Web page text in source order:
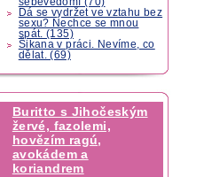
Dá se vydržet ve vztahu bez
sexu? Nechce se mnou
spát. (135)
Šikana v práci. Nevíme, co
dělat. (69)
Buritto s Jihočeským
žervé, fazolemi,
hovězím ragú,
avokádem a
koriandrem